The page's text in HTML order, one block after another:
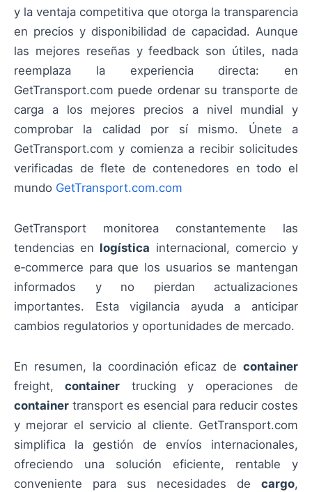
y la ventaja competitiva que otorga la transparencia
en precios y disponibilidad de capacidad. Aunque
las mejores reseñas y feedback son útiles, nada
reemplaza la experiencia directa: en
GetTransport.com puede ordenar su transporte de
carga a los mejores precios a nivel mundial y
comprobar la calidad por sí mismo. Únete a
GetTransport.com y comienza a recibir solicitudes
verificadas de flete de contenedores en todo el
mundo GetTransport.com.com
GetTransport monitorea constantemente las
tendencias en logística internacional, comercio y
e‑commerce para que los usuarios se mantengan
informados y no pierdan actualizaciones
importantes. Esta vigilancia ayuda a anticipar
cambios regulatorios y oportunidades de mercado.
En resumen, la coordinación eficaz de container
freight,container trucking y operaciones de
container transport es esencial para reducir costes
y mejorar el servicio al cliente. GetTransport.com
simplifica la gestión de envíos internacionales,
ofreciendo una solución eficiente, rentable y
conveniente para sus necesidades de cargo,